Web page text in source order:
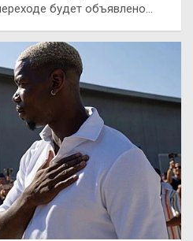
будет объявлено…